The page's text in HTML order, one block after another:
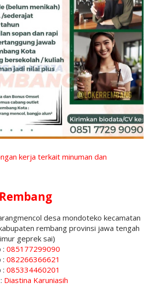
kerja terkait minuman dan
Rembang
desa mondoteko kecamatan
rembang provinsi jawa tengah
geprek sai)
: 085177299090
: 082266366621
: 085334460201
Diastina Karuniasih